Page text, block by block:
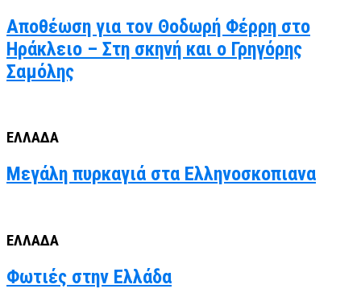
Αποθέωση για τον Θοδωρή Φέρρη στο
Ηράκλειο – Στη σκηνή και ο Γρηγόρης
Σαμόλης
ΕΛΛΑΔΑ
Μεγάλη πυρκαγιά στα Ελληνοσκοπιανα
ΕΛΛΑΔΑ
Φωτιές στην Ελλάδα